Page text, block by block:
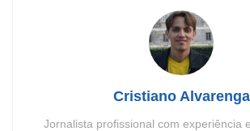
Cristiano Alvarenga
Jornalista profissional com experiência